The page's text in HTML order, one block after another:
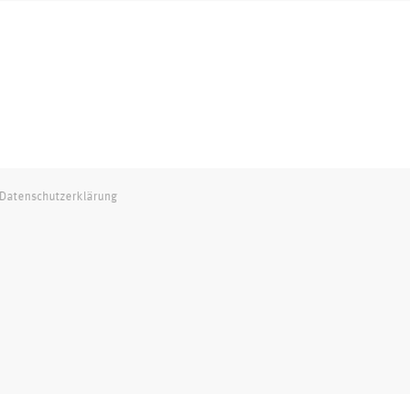
Datenschutzerklärung